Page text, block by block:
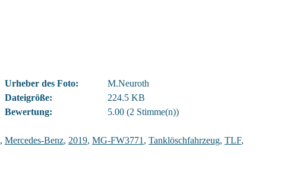
Urheber des Foto:
M.Neuroth
Dateigröße:
224.5 KB
Bewertung: 5.00 (2 Stimme(n))
, Mercedes-Benz, 2019, MG-FW3771 , Tanklöschfahrzeug, TLF,